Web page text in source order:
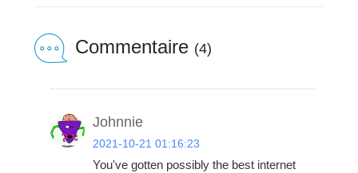
Commentaire (4)
Johnnie
2021-10-21 01:16:23
You've gotten possibly the best internet